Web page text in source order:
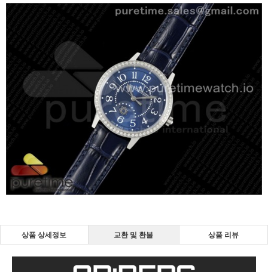
상품 상세정보 교환 및 환불 상품 리뷰